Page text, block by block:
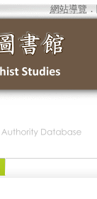
網站導覽 ．